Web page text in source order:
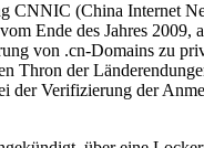
CNNIC (China Internet
Ende des Jahres
von .cn-Domains zu
Thron der
der Verifizierung der